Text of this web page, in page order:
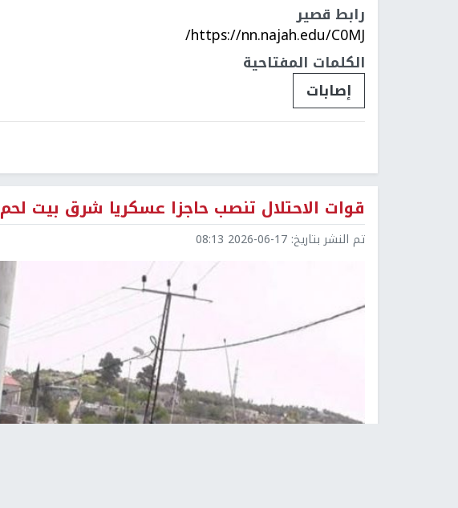
رابط قصير
https://nn.najah.edu/C0MJ/
الكلمات المفتاحية
إصابات
قوات الاحتلال تنصب حاجزا عسكريا شرق بيت لحم
تم النشر بتاريخ: 2026-06-17 08:13